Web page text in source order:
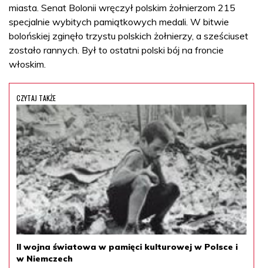
miasta. Senat Bolonii wręczył polskim żołnierzom 215
specjalnie wybitych pamiątkowych medali. W bitwie
bolońskiej zginęło trzystu polskich żołnierzy, a sześciuset
zostało rannych. Był to ostatni polski bój na froncie
włoskim.
CZYTAJ TAKŻE
II wojna światowa w pamięci kulturowej w Polsce i
w Niemczech